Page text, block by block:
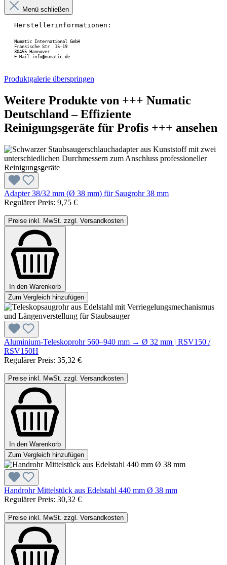
Menü schließen
Herstellerinformationen:
Numatic International GmbH
Fränkische Str. 15-19
30455 Hannover
E-Mail:info@numatic.de
Produktgalerie überspringen
Weitere Produkte von +++ Numatic
Deutschland – Effiziente
Reinigungsgeräte für Profis +++ ansehen
Adapter 38/32 mm (Ø 38 mm) für Saugrohr 38 mm
Regulärer Preis: 9,75 €
Preise inkl. MwSt. zzgl. Versandkosten
In den Warenkorb
Zum Vergleich hinzufügen
Aluminium-Teleskoprohr 560–940 mm → Ø 32 mm | RSV150 /
RSV150H
Regulärer Preis: 35,32 €
Preise inkl. MwSt. zzgl. Versandkosten
In den Warenkorb
Zum Vergleich hinzufügen
Handrohr Mittelstück aus Edelstahl 440 mm Ø 38 mm
Regulärer Preis: 30,32 €
Preise inkl. MwSt. zzgl. Versandkosten